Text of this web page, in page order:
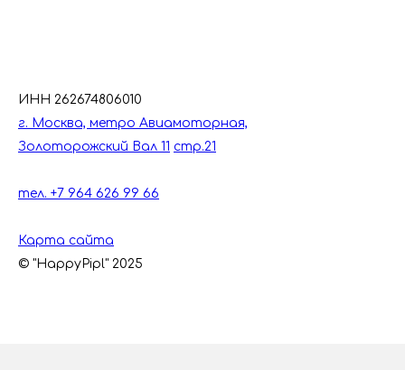
ИНН 262674806010
г. Москва, метро Авиамоторная,
Золоторожский Вал 11 стр.21
тел. +7 964 626 99 66
Карта сайта
© "HappyPipl" 2025